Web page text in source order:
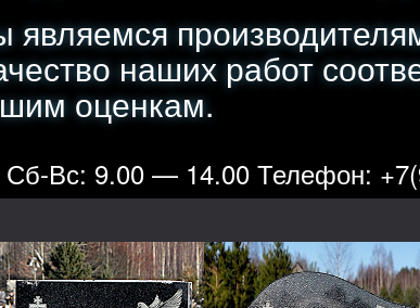
наших работ
оценкам.
Вс: 9.00 — 14.00 Телефон: